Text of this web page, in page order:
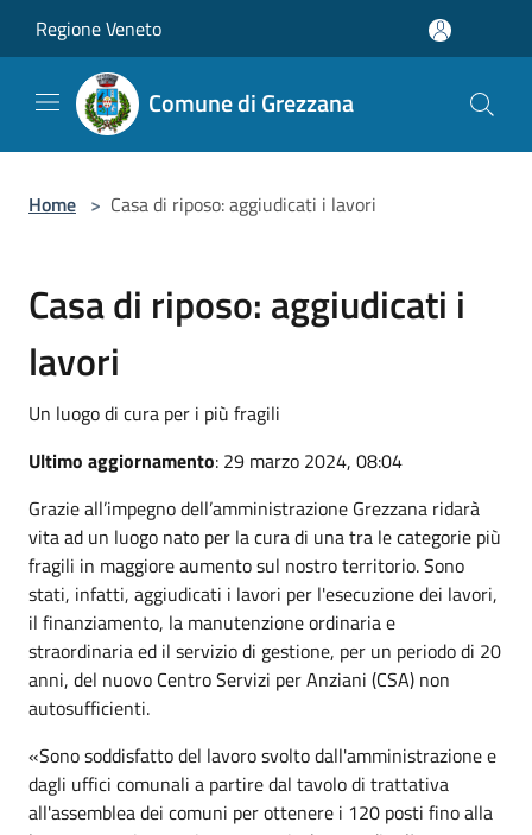
Regione Veneto
Comune di Grezzana
Home > Casa di riposo: aggiudicati i lavori
Casa di riposo: aggiudicati i
lavori
Un luogo di cura per i più fragili
Ultimo aggiornamento: 29 marzo 2024, 08:04
Grazie all’impegno dell’amministrazione Grezzana ridarà
vita ad un luogo nato per la cura di una tra le categorie più
fragili in maggiore aumento sul nostro territorio. Sono
stati, infatti, aggiudicati i lavori per l'esecuzione dei lavori,
il finanziamento, la manutenzione ordinaria e
straordinaria ed il servizio di gestione, per un periodo di 20
anni, del nuovo Centro Servizi per Anziani (CSA) non
autosufficienti.
«Sono soddisfatto del lavoro svolto dall'amministrazione e
dagli uffici comunali a partire dal tavolo di trattativa
all'assemblea dei comuni per ottenere i 120 posti fino alla